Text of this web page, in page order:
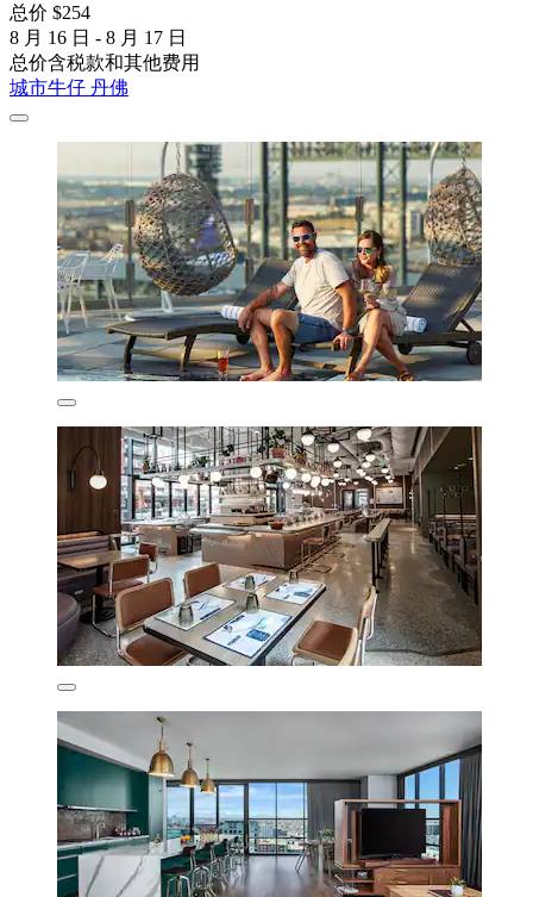
总价 $254
8 月 16 日 - 8 月 17 日
总价含税款和其他费用
城市牛仔 丹佛